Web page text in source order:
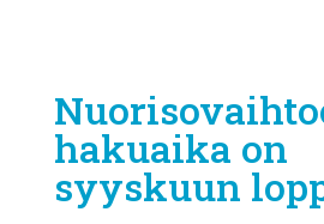
hakuaika on
syyskuun